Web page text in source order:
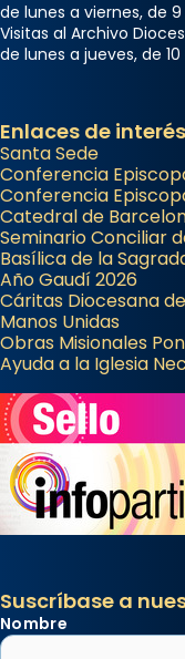
de lunes a viernes, de 9
Visitas al Archivo
de lunes a jueves, de 10
Enlaces de
Santa Sede
Conferencia
Conferencia
Catedral de
Seminario Conciliar
Basílica de la
Año Gaudí 2026
Cáritas Diocesana
Manos Unidas
Obras Misionales
Ayuda a la Iglesia
Suscríbase a
Nombre